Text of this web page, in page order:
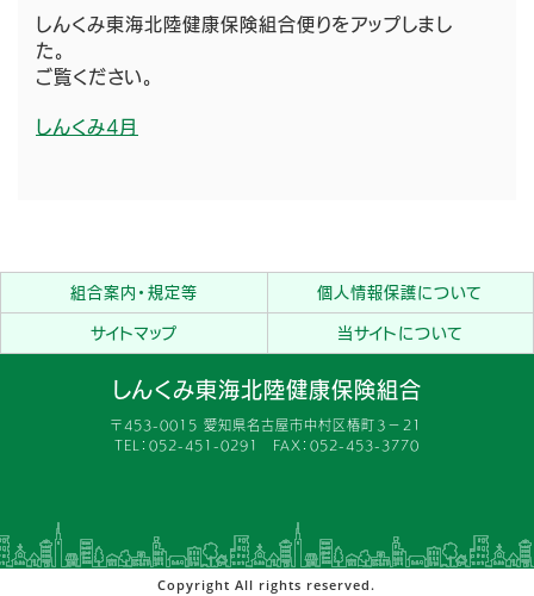
しんくみ東海北陸健康保険組合便りをアップしまし
ご覧ください。
しんくみ4月
組合案内・規定等 個人情報保護について
サイトマップ 当サイトについて
しんくみ東海北陸健康保険組合
〒453-0015 愛知県名古屋市中村区椿町３−２１
TEL：052-451-0291 FAX：052-453-3770
Copyright All rights reserved.